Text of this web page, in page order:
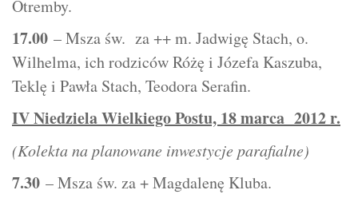
Otremby.
17.00 – Msza św. za ++ m. Jadwigę Stach, o.
Wilhelma, ich rodziców Różę i Józefa Kaszuba,
Teklę i Pawła Stach, Teodora Serafin.
IV Niedziela Wielkiego Postu, 18 marca 2012 r.
(Kolekta na planowane inwestycje parafialne)
7.30 – Msza św. za + Magdalenę Kluba.